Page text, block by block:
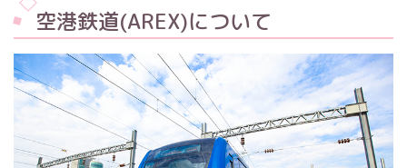
空港鉄道(AREX)について